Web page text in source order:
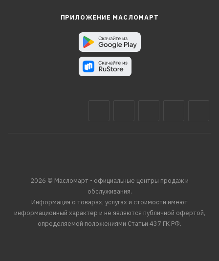
ПРИЛОЖЕНИЕ МАСЛОМАРТ
2026 © Масломарт - официальные центры продаж и
обслуживания.
Информация о товарах, услугах и стоимости имеют
информационный характер и не являются публичной офертой,
определяемой положениями Статьи 437 ГК РФ.